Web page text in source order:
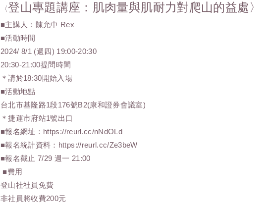
〈登山專題講座：肌肉量與肌耐力對爬山的益處〉
■主講人：陳允中 Rex
■活動時間
2024/ 8/1 (週四) 19:00-20:30
20:30-21:00提問時間
＊請於18:30開始入場
■活動地點
台北市基隆路1段176號B2(康和證券會議室)
＊捷運市府站1號出口
■報名網址：https://reurl.cc/nNdOLd
■報名統計資料：https://reurl.cc/Ze3beW
■報名截止 7/29 週一 21:00
■費用
登山社社員免費
非社員將收費200元